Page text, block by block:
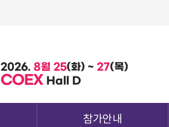
2026. 8월 25(화) ~ 27(목)
COEX Hall D
참가안내